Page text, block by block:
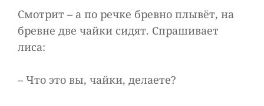
Смотрит – а по речке бревно плывёт, на
бревне две чайки сидят. Спрашивает
лиса:
– Что это вы, чайки, делаете?